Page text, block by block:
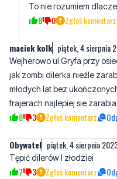
To nie rozumiem
8 0 Zgłoś komentarz
maciek kolk piątek, 4 sierpnia
Wejherowo ul Gryfa przy
jak zombi dilerka nieźle
młodych lat bez
frajerach najlepiej sie zarabia
8 3 Zgłoś komentarz
Obywatel piątek, 4 sierpnia
Tępić dilerów I złodziei
7 3 Zgłoś komentarz